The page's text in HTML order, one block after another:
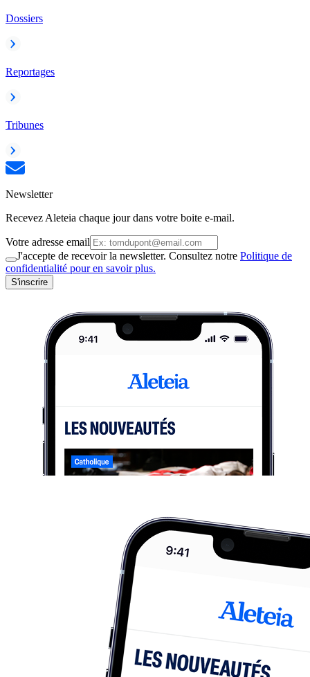
Dossiers
Reportages
Tribunes
Newsletter
Recevez Aleteia chaque jour dans votre boite e-mail.
Votre adresse email
J'accepte de recevoir la newsletter. Consultez notre Politique de
confidentialité pour en savoir plus.
S'inscrire